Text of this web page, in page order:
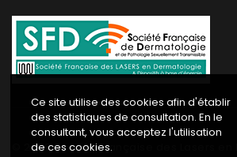
Ce site utilise des cookies afin d'établir
des statistiques de consultation. En le
consultant, vous acceptez l'utilisation
de ces cookies.
2020Société Française des Lasers